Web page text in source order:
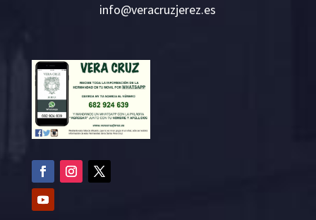
se.ze
rejzu
rcare
v@ofn
i